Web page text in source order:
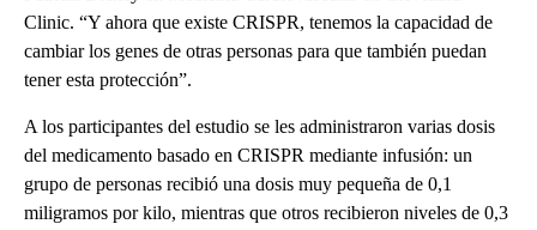
Clinic. “Y ahora que existe CRISPR, tenemos la capacidad de
cambiar los genes de otras personas para que también puedan
tener esta protección”.
A los participantes del estudio se les administraron varias dosis
del medicamento basado en CRISPR mediante infusión: un
grupo de personas recibió una dosis muy pequeña de 0,1
miligramos por kilo, mientras que otros recibieron niveles de 0,3